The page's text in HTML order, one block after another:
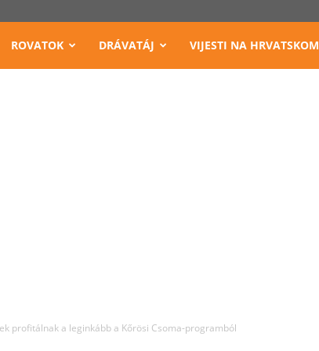
ROVATOK DRÁVATÁJ VIJESTI NA HRVATSKOM
profitálnak a leginkább a Kőrösi Csoma-programból